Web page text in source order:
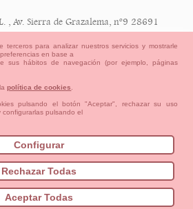
Niña Niño
Mamas & Papas
OUTLET-ULTIMAS TALLAS
Información Legal
devoluciones y reembolsos
Legal Aviso Cookies
OKAA.
Mapa del sitio
,Av. Sierra de Grazalema, nº9 28691
+34 91 113 89 09
terceros para analizar nuestros servicios y mostrarle
en base a
sus hábitos de navegación (por ejemplo, páginas
lapolítica de cookies
pulsando el botón "Aceptar", rechazar su uso
pulsando el
Configurar
Rechazar Todas
Aceptar Todas